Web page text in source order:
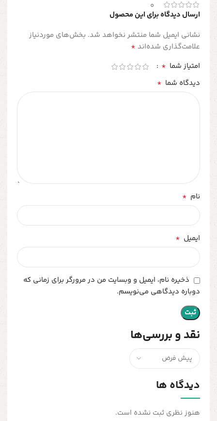
0
نقد و بررسی‌ها
دیدگاه ها
هنوز نظری ثبت نشده است.
ارسال دیدگاه برای این محصول
نشانی ایمیل شما منتشر نخواهد شد. بخش‌های موردنیاز
علامت‌گذاری شده‌اند *
امتیاز شما *
دیدگاه شما *
نام *
ایمیل *
ذخیره نام، ایمیل و وبسایت من در مرورگر برای زمانی که
دوباره دیدگاهی می‌نویسم.